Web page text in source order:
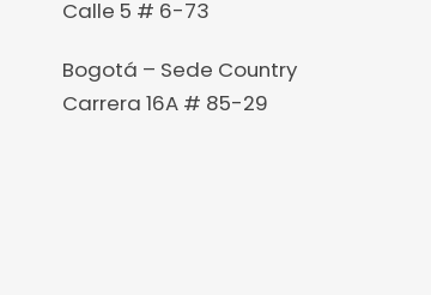
Calle 5 # 6-73
Bogotá – Sede Country
Carrera 16A # 85-29